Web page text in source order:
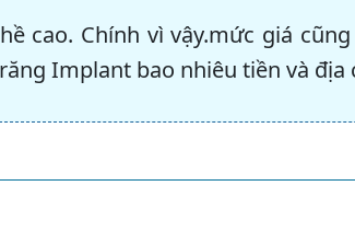
cao. Chính vì vậy.mức giá
Implant bao nhiêu tiền và địa